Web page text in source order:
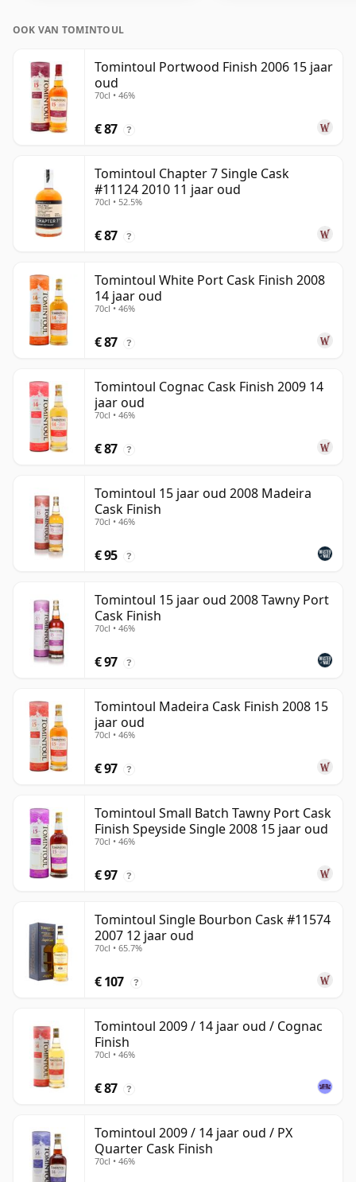
OOK VAN TOMINTOUL
Tomintoul Portwood Finish 2006 15 jaar
oud
70cl • 46%
€ 87 ?
Tomintoul Chapter 7 Single Cask
#11124 2010 11 jaar oud
70cl • 52.5%
€ 87 ?
Tomintoul White Port Cask Finish 2008
14 jaar oud
70cl • 46%
€ 87 ?
Tomintoul Cognac Cask Finish 2009 14
jaar oud
70cl • 46%
€ 87 ?
Tomintoul 15 jaar oud 2008 Madeira
Cask Finish
70cl • 46%
€ 95 ?
Tomintoul 15 jaar oud 2008 Tawny Port
Cask Finish
70cl • 46%
€ 97 ?
Tomintoul Madeira Cask Finish 2008 15
jaar oud
70cl • 46%
€ 97 ?
Tomintoul Small Batch Tawny Port Cask
Finish Speyside Single 2008 15 jaar oud
70cl • 46%
€ 97 ?
Tomintoul Single Bourbon Cask #11574
2007 12 jaar oud
70cl • 65.7%
€ 107 ?
Tomintoul 2009 / 14 jaar oud / Cognac
Finish
70cl • 46%
€ 87 ?
Tomintoul 2009 / 14 jaar oud / PX
Quarter Cask Finish
70cl • 46%